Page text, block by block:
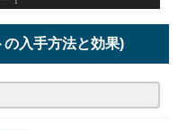
入手方法と効果)